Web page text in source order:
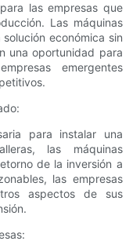
las empresas que
Las máquinas
económica sin
una oportunidad para
emergentes
para instalar una
las máquinas
de la inversión a
las empresas
aspectos de sus